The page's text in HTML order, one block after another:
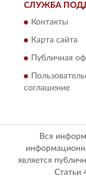
СЛУЖБА
Контакты
Карта сайта
Публичная
соглашение
Вся
является
Статьи